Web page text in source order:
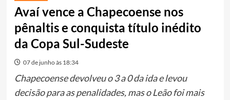
Avaí vence a Chapecoense nos
pênaltis e conquista título inédito
da Copa Sul-Sudeste
07 de junho às 18:34
Chapecoense devolveu o 3 a 0 da ida e levou
decisão para as penalidades, mas o Leão foi mais